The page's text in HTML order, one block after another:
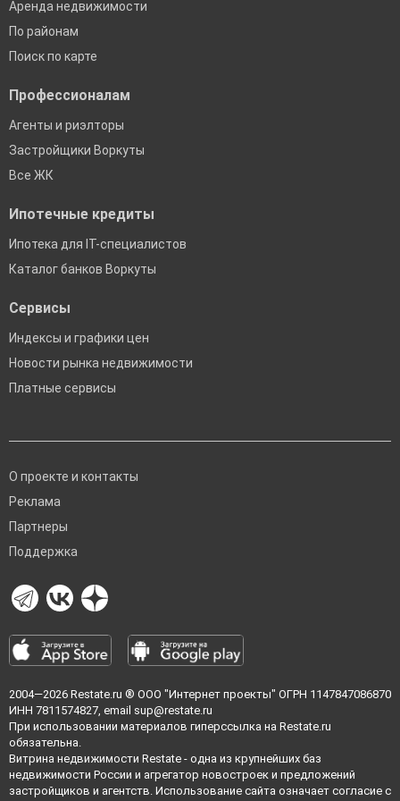
Аренда недвижимости
По районам
Поиск по карте
Профессионалам
Агенты и риэлторы
Застройщики Воркуты
Все ЖК
Ипотечные кредиты
Ипотека для IT-специалистов
Каталог банков Воркуты
Сервисы
Индексы и графики цен
Новости рынка недвижимости
Платные сервисы
О проекте и контакты
Реклама
Партнеры
Поддержка
2004—2026 Restate.ru ® ООО "Интернет проекты" ОГРН 1147847086870
ИНН 7811574827, email sup@restate.ru
При использовании материалов гиперссылка на Restate.ru
обязательна.
Витрина недвижимости Restate - одна из крупнейших баз
недвижимости России и агрегатор новостроек и предложений
застройщиков и агентств. Использование сайта означает согласие с